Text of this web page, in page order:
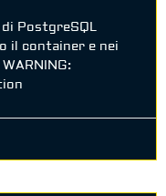
PostgreSQL
il container e nei